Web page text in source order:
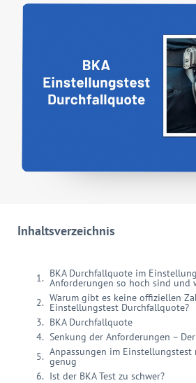
Inhaltsverzeichnis
BKA Durchfallquote im
Anforderungen so hoch sind und
Warum gibt es keine offiziellen
Einstellungstest Durchfallquote?
BKA Durchfallquote
Senkung der Anforderungen –
Anpassungen im
genug
Ist der BKA Test zu schwer?